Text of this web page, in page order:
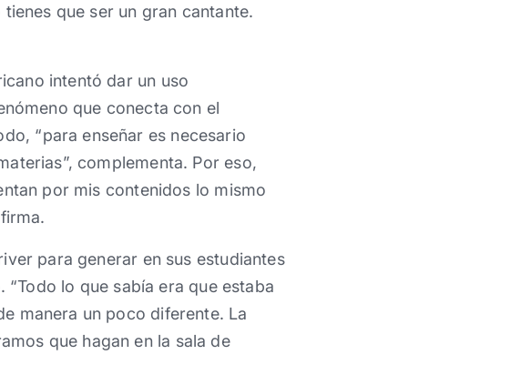
que ser un gran cantante.
intentó dar un uso
que conecta con el
“para enseñar es necesario
complementa. Por eso,
por mis contenidos lo mismo
para generar en sus estudiantes
lo que sabía era que estaba
manera un poco diferente. La
que hagan en la sala de